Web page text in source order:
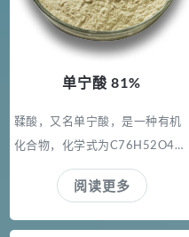
动的极细微的短棒状或粉末状多
孔状颗粒，组成的白色、无臭、
无味的结晶粉末。 在一般植物纤
维中，微晶纤维素约占70%，另
量有不同的特征和应用范围。 微
晶纤维素尤其是在高温加工过程
中能稳定泡沫和乳状液;形成似油
单宁酸 81%
鞣酸，又名单宁酸，是一种有机
化合物，化学式为C76H52O4
6，为黄色或棕黄色粉末，其水溶
液与铁盐溶液相遇变蓝黑色，加
亚硫酸钠可延缓变色。在工业
阅读更多